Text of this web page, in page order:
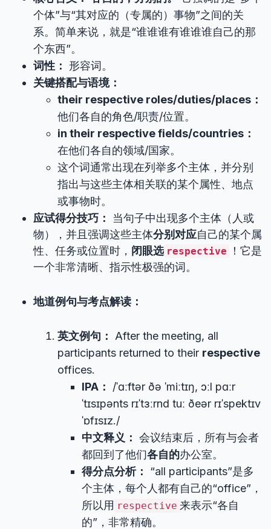
个体”与“其对应的（专属的）事物”之间的关
系。简单来说，就是“谁谁谁有谁谁谁自己的那
个东西”。
词性：
形容词。
关键搭配与语境：
their respective roles/duties/places：
他们各自的角色/职责/位置。
in their respective fields/countries：
在他们各自的领域/国家。
这个词通常出现在列举多个主体，并分别
指出与这些主体相关联的某个属性、地点
或事物时。
应试得分技巧：
当句子中出现多个主体（人或
物），并且强调这些主体分别对应自己的某个属
性、任务或位置时， 闭眼选 respective
！它是
一个非常清晰、指示性极强的词。
地道例句与考点解读：
英文例句：
After the meeting, all
participants returned to their respective
offices.
IPA：
/ˈɑːftər ðə ˈmiːtɪŋ, ɔːl pɑːr
ˈtɪsɪpənts rɪˈtɜːrnd tuː ðeər rɪˈspektɪv
ˈɒfɪsɪz./
中文释义： 会议结束后，所有与会者
都回到了他们各自的办公室。
得分点分析：
“all participants”是多
个主体，每个人都有自己的“office”，
所以用 respective 来表示“各自
的”，非常精确。